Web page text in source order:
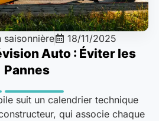
saisonnière 18/11/2025
Auto : Éviter les
Pannes
suit un calendrier technique
qui associe chaque